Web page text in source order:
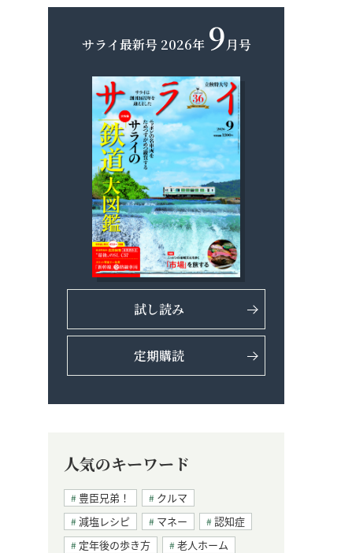
サライ最新号 2026年 9月号
試し読み
定期購読
人気のキーワード
豊臣兄弟！
クルマ
減塩レシピ
マネー
認知症
定年後の歩き方
老人ホーム